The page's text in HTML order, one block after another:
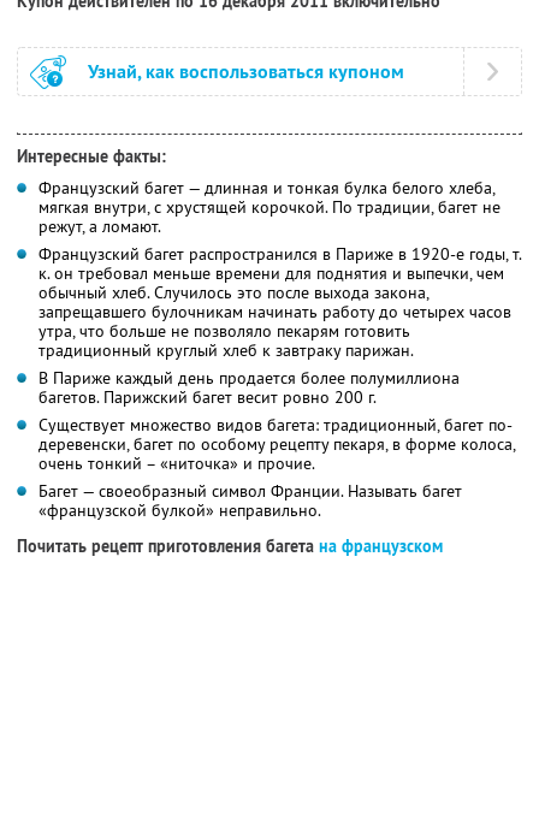
Узнай, как воспользоваться купоном
Интересные факты:
Французский багет — длинная и тонкая булка белого хлеба,
мягкая внутри, с хрустящей корочкой. По традиции, багет не
режут, а ломают.
Французский багет распространился в Париже в 1920-е годы, т.
к. он требовал меньше времени для поднятия и выпечки, чем
обычный хлеб. Случилось это после выхода закона,
запрещавшего булочникам начинать работу до четырех часов
утра, что больше не позволяло пекарям готовить
традиционный круглый хлеб к завтраку парижан.
В Париже каждый день продается более полумиллиона
багетов. Парижский багет весит ровно 200 г.
Существует множество видов багета: традиционный, багет по-
деревенски, багет по особому рецепту пекаря, в форме колоса,
очень тонкий – «ниточка» и прочие.
Багет — своеобразный символ Франции. Называть багет
«французской булкой» неправильно.
Почитать рецепт приготовления багета на французском